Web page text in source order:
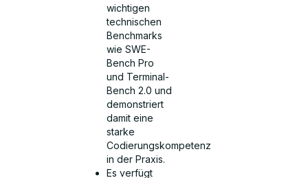
wichtigen
technischen
Benchmarks
wie SWE-
Bench Pro
und Terminal-
Bench 2.0 und
demonstriert
damit eine
starke
Codierungskompetenz
in der Praxis.
Es verfügt